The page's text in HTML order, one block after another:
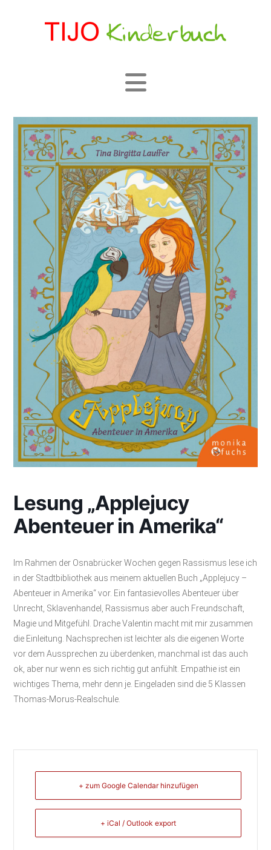
Navigation
Lesung „Applejucy
Abenteuer in Amerika“
Im Rahmen der Osnabrücker Wochen gegen Rassismus lese ich
in der Stadtbibliothek aus meinem aktuellen Buch „Applejucy –
Abenteuer in Amerika“ vor. Ein fantasievolles Abenteuer über
Unrecht, Sklavenhandel, Rassismus aber auch Freundschaft,
Magie und Mitgefühl. Drache Valentin macht mit mir zusammen
die Einleitung. Nachsprechen ist leichter als die eigenen Worte
vor dem Aussprechen zu überdenken, manchmal ist das auch
ok, aber nur wenn es sich richtig gut anfühlt. Empathie ist ein
wichtiges Thema, mehr denn je. Eingeladen sind die 5 Klassen
Thomas-Morus-Realschule.
+ zum Google Calendar hinzufügen
+ iCal / Outlook export